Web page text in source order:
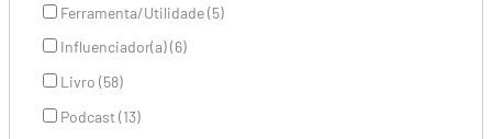
Ferramenta/Utilidade (5)
Influenciador(a) (6)
Livro (58)
Podcast (13)